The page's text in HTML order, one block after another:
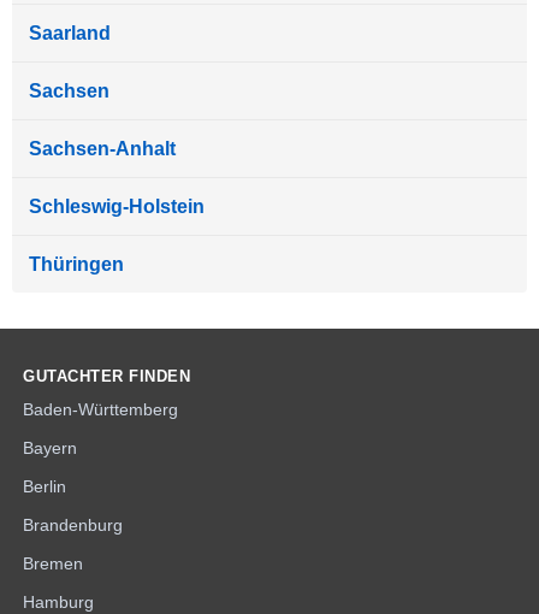
Saarland
Sachsen
Sachsen-Anhalt
Schleswig-Holstein
Thüringen
GUTACHTER FINDEN
Baden-Württemberg
Bayern
Berlin
Brandenburg
Bremen
Hamburg